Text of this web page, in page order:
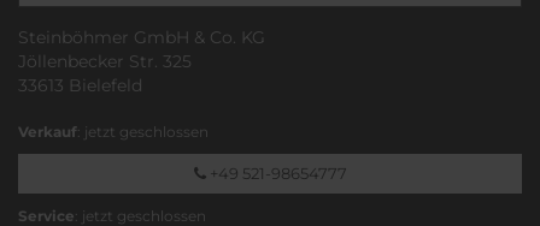
Steinböhmer GmbH & Co. KG
Jöllenbecker Str. 325
33613 Bielefeld
Verkauf: jetzt geschlossen
+49 521-98654777
Service: jetzt geschlossen